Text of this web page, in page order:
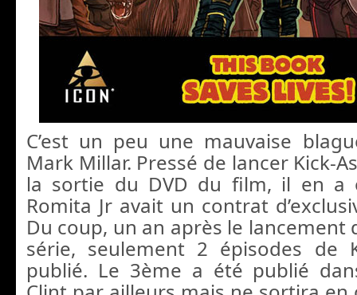
C’est un peu une mauvaise
Mark Millar. Pressé de lancer Kick-
la sortie du DVD du film, il en a
Romita Jr avait un contrat
Du coup, un an après le lancement
série, seulement 2 épisodes de
publié. Le 3ème a été publié